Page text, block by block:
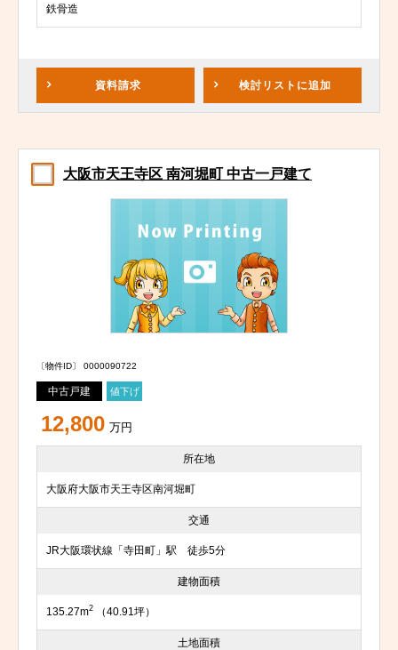
鉄骨造
資料請求 検討リスト に追加
大阪市天王寺区 南河堀町 中古一戸建て
〔物件ID〕 0000090722
中古戸建 値下げ
12,800 万円
所在地
大阪府大阪市天王寺区南河堀町
交通
JR大阪環状線「寺田町」駅 徒歩5分
建物面積
135.27m2 （40.91坪）
土地面積